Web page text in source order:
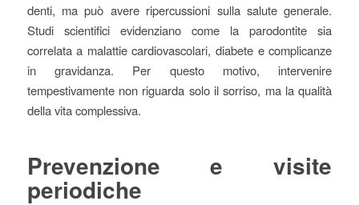
denti, ma può avere ripercussioni sulla salute generale.
Studi scientifici evidenziano come la parodontite sia
correlata a malattie cardiovascolari, diabete e complicanze
in gravidanza. Per questo motivo, intervenire
tempestivamente non riguarda solo il sorriso, ma la qualità
della vita complessiva.
Prevenzione e visite
periodiche